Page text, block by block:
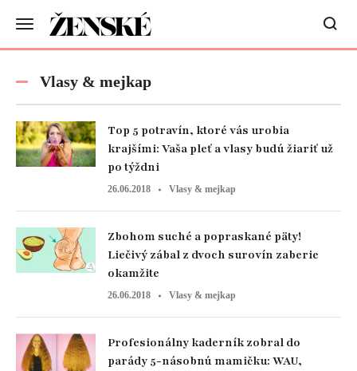
Vlasy & mejkap
Top 5 potravín, ktoré vás urobia
krajšími: Vaša pleť a vlasy budú žiariť už
po týždni
26.06.2018 Vlasy & mejkap
Zbohom suché a popraskané päty!
Liečivý zábal z dvoch surovín zaberie
okamžite
26.06.2018 Vlasy & mejkap
Profesionálny kaderník zobral do
parády 5-násobnú mamičku: WAU,